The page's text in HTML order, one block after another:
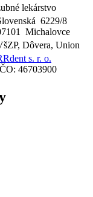
lekárstvo
6229/8
Michalovce
Dôvera, Union
s. r. o.
46703900